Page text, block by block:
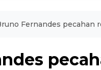
Fernandes pecahan